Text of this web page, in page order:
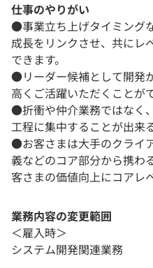
仕事のやりがい
●事業立ち上げタイミング
成長をリンクさせ、共にレ
できます。
●リーダー候補として開発
高くご活躍いただくことが
●折衝や仲介業務ではなく
工程に集中することが出来
●お客さまは大手のクライ
義などのコア部分から携わ
客さまの価値向上にコアレ
業務内容の変更範囲
＜雇入時＞
システム開発関連業務